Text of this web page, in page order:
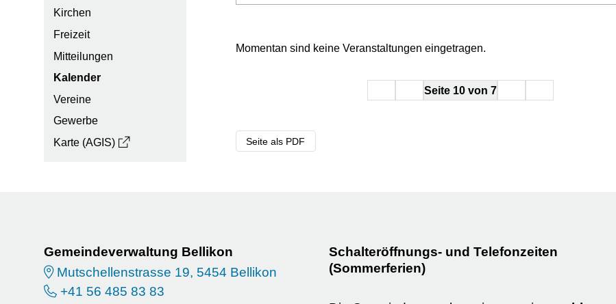
Kirchen
Freizeit
Mitteilungen
Kalender
Vereine
Gewerbe
Karte (AGIS)
Momentan sind keine Veranstaltungen eingetragen.
zurückSeite 10 von 7
Seite als PDF
Footer
Gemeindeverwaltung Bellikon
Mutschellenstrasse 19, 5454 Bellikon
+41 56 485 83 83
Schalteröffnungs- und Telefonzeiten
(Sommerferien)